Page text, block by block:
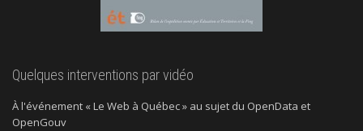
Quelques interventions par vidéo
À l'événement « Le Web à Québec » au sujet du OpenData et
OpenGouv